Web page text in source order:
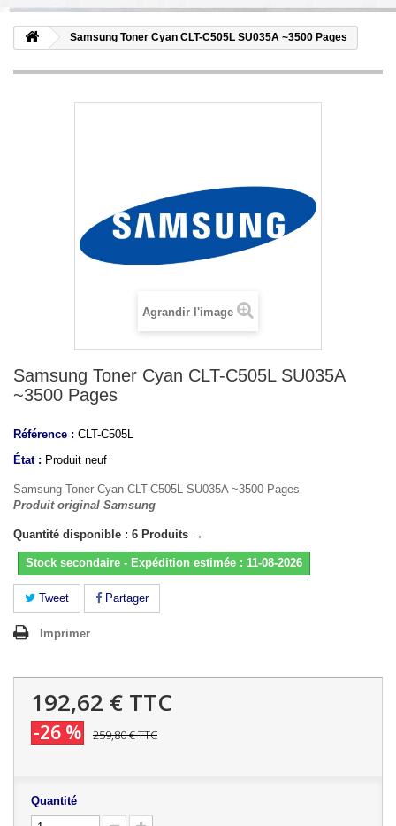
Samsung Toner Cyan CLT-C505L SU035A ~3500 Pages
Agrandir l'image
Samsung Toner Cyan CLT-C505L SU035A
~3500 Pages
Référence : CLT-C505L
État : Produit neuf
Samsung Toner Cyan CLT-C505L SU035A ~3500 Pages
Produit original Samsung
Quantité disponible : 6 Produits →
Stock secondaire - Expédition estimée : 11-08-2026
Tweet Partager
Imprimer
192,62 € TTC
-26 % 259,80 €TTC
Quantité